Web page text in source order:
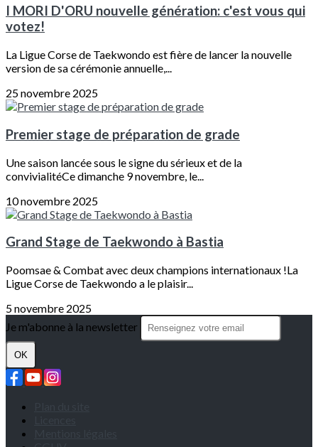
I MORI D'ORU nouvelle génération: c'est vous qui
votez!
La Ligue Corse de Taekwondo est fière de lancer la nouvelle
version de sa cérémonie annuelle,...
25 novembre 2025
Premier stage de préparation de grade
Une saison lancée sous le signe du sérieux et de la
convivialitéCe dimanche 9 novembre, le...
10 novembre 2025
Grand Stage de Taekwondo à Bastia
Poomsae & Combat avec deux champions internationaux !La
Ligue Corse de Taekwondo a le plaisir...
5 novembre 2025
Je m'abonne à la newsletter
OK